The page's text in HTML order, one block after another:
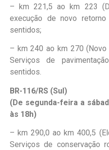
– km 221,5 ao km 223
execução de novo
sentidos;
– km 240 ao km 270
Serviços de
sentidos.
BR-116/RS (Sul)
(De segunda-feira a
às 18h)
– km 290,0 ao km 400,5
Serviços de conservação